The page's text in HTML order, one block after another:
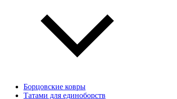
Борцовские ковры
Татами для единоборств